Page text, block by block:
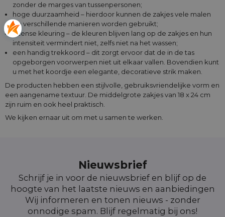
zonder de marges van tussenpersonen;
hoge duurzaamheid – hierdoor kunnen de zakjes vele malen
op verschillende manieren worden gebruikt;
intense kleuring – de kleuren blijven lang op de zakjes en hun
intensiteit vermindert niet, zelfs niet na het wassen;
een handig trekkoord – dit zorgt ervoor dat de in de tas
opgeborgen voorwerpen niet uit elkaar vallen. Bovendien kunt
u met het koordje een elegante, decoratieve strik maken.
De producten hebben een stijlvolle, gebruiksvriendelijke vorm en
een aangename textuur. De middelgrote zakjes van 18 x 24 cm
zijn ruim en ook heel praktisch.
We kijken ernaar uit om met u samen te werken.
Nieuwsbrief
Schrijf je in voor de nieuwsbrief en blijf op de
hoogte van het laatste nieuws en aanbiedingen
Wij informeren en tonen nieuws - zonder
onnodige spam. Blijf regelmatig bij ons!